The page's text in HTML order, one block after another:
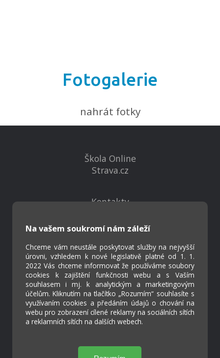
Fotogalerie
nahrát fotky
Na vašem soukromí nám záleží
Chceme vám neustále poskytovat služby na nejvyšší
úrovni, vzhledem k nové legislativě platné od 1. 1.
2022 Vás chceme informovat že používáme soubory
cookies k zajištění funkčnosti webu a s Vaším
souhlasem i mj. k analytickým a marketingovým
účelům. Kliknutím na tlačítko „Rozumím“ souhlasíte s
využívaním cookies a předáním údajů o chování na
webu pro zobrazení cílené reklamy na sociálních sítích
a reklamních sítích na dalších webech.
Škola Online
Strava.cz
Kontakty
Virtuální prohlídka
Cookies
Přístupnost
Přihlášení
Základní škola a Mateřská škola Ostrožská